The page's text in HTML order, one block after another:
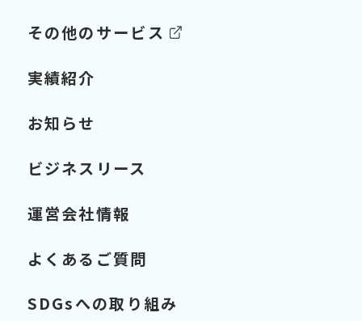
その他のサービス
実績紹介
お知らせ
ビジネスリース
運営会社情報
よくあるご質問
SDGsへの取り組み